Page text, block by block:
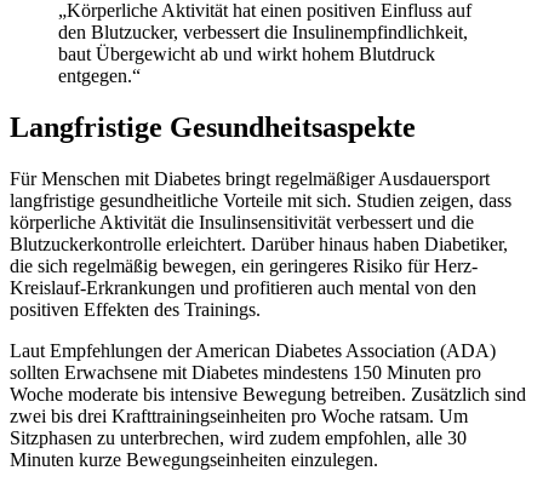
„Körperliche Aktivität hat einen positiven Einfluss auf
den Blutzucker, verbessert die Insulinempfindlichkeit,
baut Übergewicht ab und wirkt hohem Blutdruck
entgegen.“
Langfristige Gesundheitsaspekte
Für Menschen mit Diabetes bringt regelmäßiger Ausdauersport
langfristige gesundheitliche Vorteile mit sich. Studien zeigen, dass
körperliche Aktivität die Insulinsensitivität verbessert und die
Blutzuckerkontrolle erleichtert. Darüber hinaus haben Diabetiker,
die sich regelmäßig bewegen, ein geringeres Risiko für Herz-
Kreislauf-Erkrankungen und profitieren auch mental von den
positiven Effekten des Trainings.
Laut Empfehlungen der American Diabetes Association (ADA)
sollten Erwachsene mit Diabetes mindestens 150 Minuten pro
Woche moderate bis intensive Bewegung betreiben. Zusätzlich sind
zwei bis drei Krafttrainingseinheiten pro Woche ratsam. Um
Sitzphasen zu unterbrechen, wird zudem empfohlen, alle 30
Minuten kurze Bewegungseinheiten einzulegen.